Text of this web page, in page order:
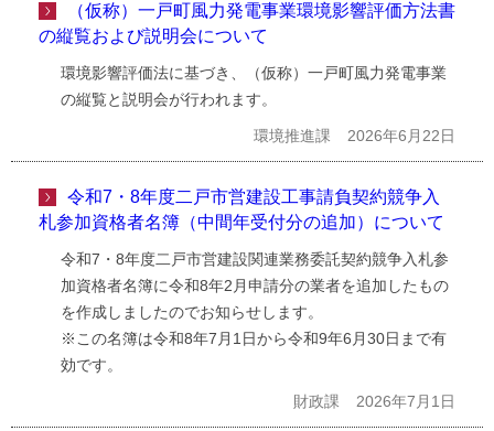
（仮称）一戸町風力発電事業環境影響評価方法書
の縦覧および説明会について
環境影響評価法に基づき、（仮称）一戸町風力発電事業
の縦覧と説明会が行われます。
環境推進課 2026年6月22日
令和7・8年度二戸市営建設工事請負契約競争入
札参加資格者名簿（中間年受付分の追加）について
令和7・8年度二戸市営建設関連業務委託契約競争入札参
加資格者名簿に令和8年2月申請分の業者を追加したもの
を作成しましたのでお知らせします。
※この名簿は令和8年7月1日から令和9年6月30日まで有
効です。
財政課 2026年7月1日